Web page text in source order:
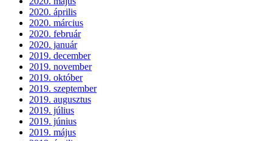
2020. április
2020. március
2020. február
2020. január
2019. december
2019. november
2019. október
2019. szeptember
2019. augusztus
2019. július
2019. június
2019. május